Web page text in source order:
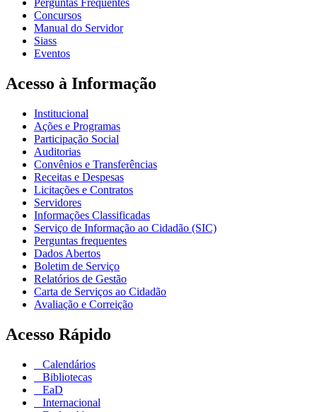
Perguntas Frequentes
Concursos
Manual do Servidor
Siass
Eventos
Acesso à Informação
Institucional
Ações e Programas
Participação Social
Auditorias
Convênios e Transferências
Receitas e Despesas
Licitações e Contratos
Servidores
Informações Classificadas
Serviço de Informação ao Cidadão (SIC)
Perguntas frequentes
Dados Abertos
Boletim de Serviço
Relatórios de Gestão
Carta de Serviços ao Cidadão
Avaliação e Correição
Acesso Rápido
Calendários
Bibliotecas
EaD
Internacional